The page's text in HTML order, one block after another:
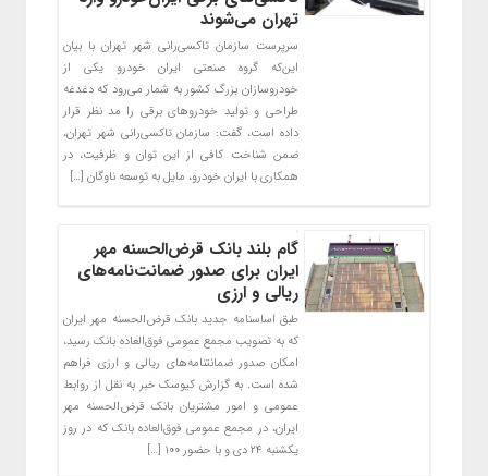
تهران می‌شوند
سرپرست سازمان تاکسی‌رانی شهر تهران با بیان
این‌که گروه صنعتی ایران خودرو یکی از
خودروسازان بزرگ‌ کشور به شمار می‌رود که دغدغه
طراحی و تولید خودروهای برقی را مد نظر قرار
داده است، گفت: سازمان تاکسی‌رانی شهر تهران،
ضمن شناخت کافی از این توان و ظرفیت، در
همکاری با ایران خودرو، مایل به توسعه ناوگان […]
گام بلند بانک قرض‌الحسنه مهر
ایران برای صدور ضمانت‌نامه‌های
ریالی و ارزی
طبق اساسنامه جدید بانک قرض‌الحسنه مهر ایران
که به تصویب مجمع عمومی فوق‌العاده بانک رسید،
امکان صدور ضمانتنامه‌های ریالی و ارزی فراهم
شده است. به گزارش کیوسک خبر به نقل از روابط
عمومی و امور مشتریان بانک قرض‌الحسنه مهر
ایران، در مجمع عمومی فوق‌العاده بانک که در روز
یکشنبه ۲۴ دی و با حضور ۱۰۰ […]